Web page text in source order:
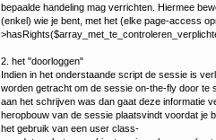
bepaalde handeling mag verrichten. Hiermee
(enkel) wie je bent, met het (elke page-access
2. het "doorloggen"
Indien in het onderstaande script de sessie is
worden getracht om de sessie on-the-fly door te
aan het schrijven was dan gaat deze informatie
heropbouw van de sessie plaatsvindt voordat je
het gebruik van een user class-